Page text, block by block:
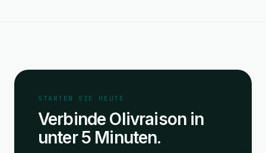
STARTEN SIE HEUTE
Verbinde Olivraison in
unter 5 Minuten.